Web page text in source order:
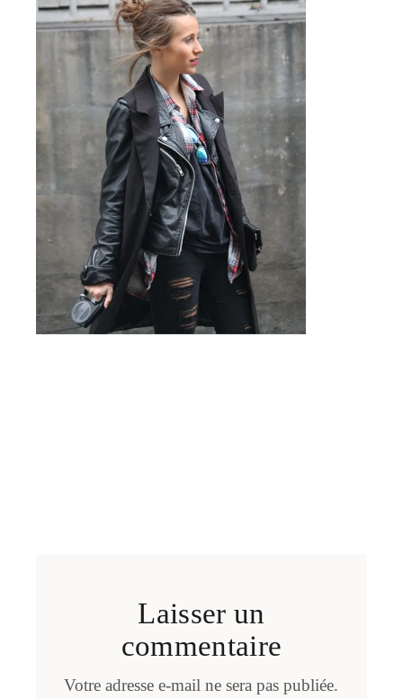
Laisser un
commentaire
Votre adresse e-mail ne sera pas publiée.